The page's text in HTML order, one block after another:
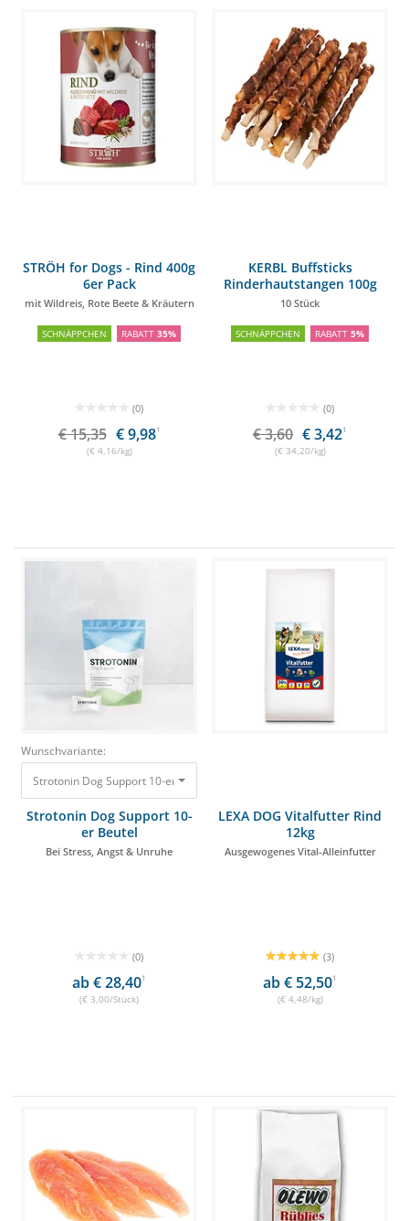
STRÖH for Dogs - Rind 400g
6er Pack
mit Wildreis, Rote Beete & Kräutern
SCHNÄPPCHEN RABATT 35%
(0)
€ 15,35 € 9,981
(€ 4,16/kg)
KERBL Buffsticks
Rinderhautstangen 100g
10 Stück
SCHNÄPPCHEN RABATT 5%
(0)
€ 3,60 € 3,421
(€ 34,20/kg)
Wunschvariante:
Strotonin Dog Support 10-er Beutel Bei Stress, Angst & Unruhe 29,99 €
Strotonin Dog Support 10-
er Beutel
Bei Stress, Angst & Unruhe
(0)
ab € 28,401
(€ 3,00/Stück)
LEXA DOG Vitalfutter Rind
12kg
Ausgewogenes Vital-Alleinfutter
(3)
ab € 52,501
(€ 4,48/kg)